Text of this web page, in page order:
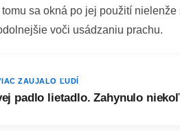
sa okná po jej použití
voči usádzaniu prachu.
ZAUJALO ĽUDÍ
padlo lietadlo. Zahynulo